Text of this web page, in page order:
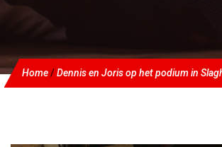
Home/Dennis en Joris op het podium in